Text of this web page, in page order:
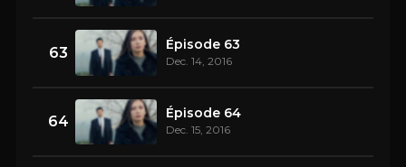
63 Épisode 63
Dec. 14, 2016
64 Épisode 64
Dec. 15, 2016